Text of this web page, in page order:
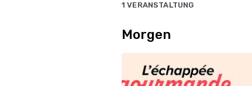
1 VERANSTALTUNG
Morgen